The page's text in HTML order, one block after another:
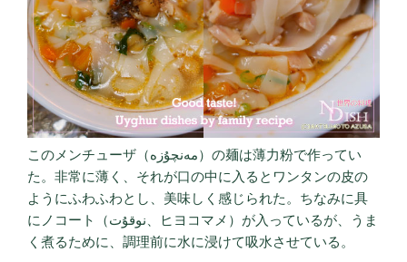
このメンチューザ（مەنچۇزە）の麺は薄力粉で作ってい
た。非常に薄く、それが口の中に入るとワンタンの皮の
ようにふわふわとし、美味しく感じられた。ちなみに具
にノコート（نوقۇت、ヒヨコマメ）が入っているが、うま
く煮るために、調理前に水に浸けて吸水させている。